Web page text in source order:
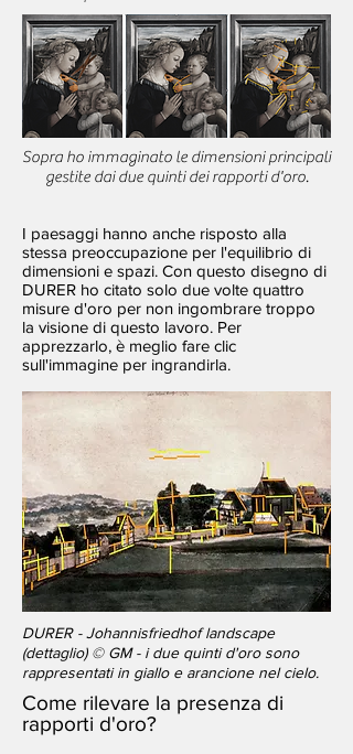
Sopra ho immaginato le dimensioni principali
gestite dai due quinti dei rapporti d'oro.
I paesaggi hanno anche risposto alla
stessa preoccupazione per l'equilibrio di
dimensioni e spazi. Con questo disegno di
DURER ho citato solo due volte quattro
misure d'oro per non ingombrare troppo
la visione di questo lavoro. Per
apprezzarlo, è meglio fare clic
sull'immagine per ingrandirla.
DURER - Johannisfriedhof landscape
(dettaglio) © GM - i due quinti d'oro sono
rappresentati in giallo e arancione nel cielo.
Come rilevare la presenza di
rapporti d'oro?